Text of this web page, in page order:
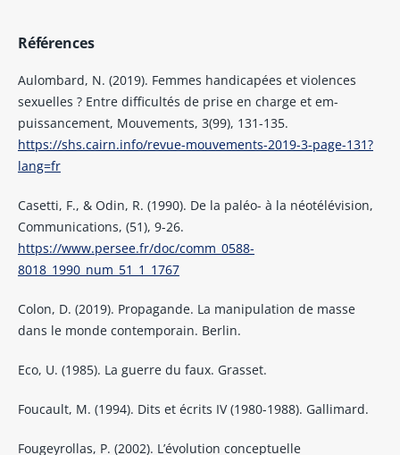
Références
Aulombard, N. (2019). Femmes handicapées et violences
sexuelles ? Entre difficultés de prise en charge et em-
puissancement, Mouvements, 3(99), 131-135.
https://shs.cairn.info/revue-mouvements-2019-3-page-131?
lang=fr
Casetti, F., & Odin, R. (1990). De la paléo- à la néotélévision,
Communications, (51), 9-26.
https://www.persee.fr/doc/comm_0588-
8018_1990_num_51_1_1767
Colon, D. (2019). Propagande. La manipulation de masse
dans le monde contemporain. Berlin.
Eco, U. (1985). La guerre du faux. Grasset.
Foucault, M. (1994). Dits et écrits IV (1980-1988). Gallimard.
Fougeyrollas, P. (2002). L’évolution conceptuelle